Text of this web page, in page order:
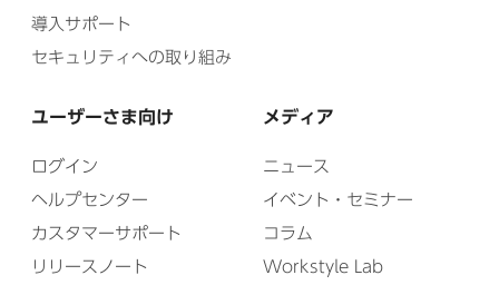
導入サポート
セキュリティへの取り組み
ユーザーさま向け
ログイン
ヘルプセンター
カスタマーサポート
リリースノート
メディア
ニュース
イベント・セミナー
コラム
Workstyle Lab